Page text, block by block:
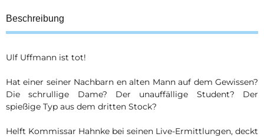
Beschreibung
Ulf Uffmann ist tot!
Hat einer seiner Nachbarn en alten Mann auf dem Gewissen?
Die schrullige Dame? Der unauffällige Student? Der
spießige Typ aus dem dritten Stock?
Helft Kommissar Hahnke bei seinen Live-Ermittlungen, deckt